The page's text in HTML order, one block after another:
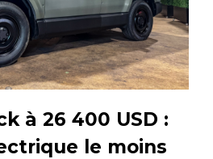
à 26 400 USD :
le moins